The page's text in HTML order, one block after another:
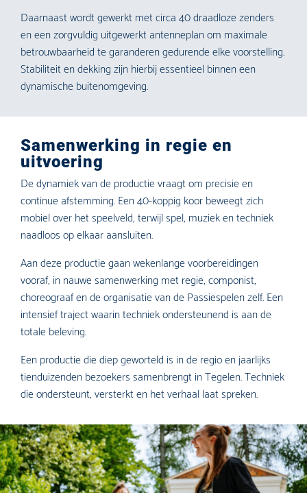
Daarnaast wordt gewerkt met circa 40 draadloze zenders
en een zorgvuldig uitgewerkt antenneplan om maximale
betrouwbaarheid te garanderen gedurende elke voorstelling.
Stabiliteit en dekking zijn hierbij essentieel binnen een
dynamische buitenomgeving.
Samenwerking in regie en
uitvoering
De dynamiek van de productie vraagt om precisie en
continue afstemming. Een 40-koppig koor beweegt zich
mobiel over het speelveld, terwijl spel, muziek en techniek
naadloos op elkaar aansluiten.
Aan deze productie gaan wekenlange voorbereidingen
vooraf, in nauwe samenwerking met regie, componist,
choreograaf en de organisatie van de Passiespelen zelf. Een
intensief traject waarin techniek ondersteunend is aan de
totale beleving.
Een productie die diep geworteld is in de regio en jaarlijks
tienduizenden bezoekers samenbrengt in Tegelen. Techniek
die ondersteunt, versterkt en het verhaal laat spreken.